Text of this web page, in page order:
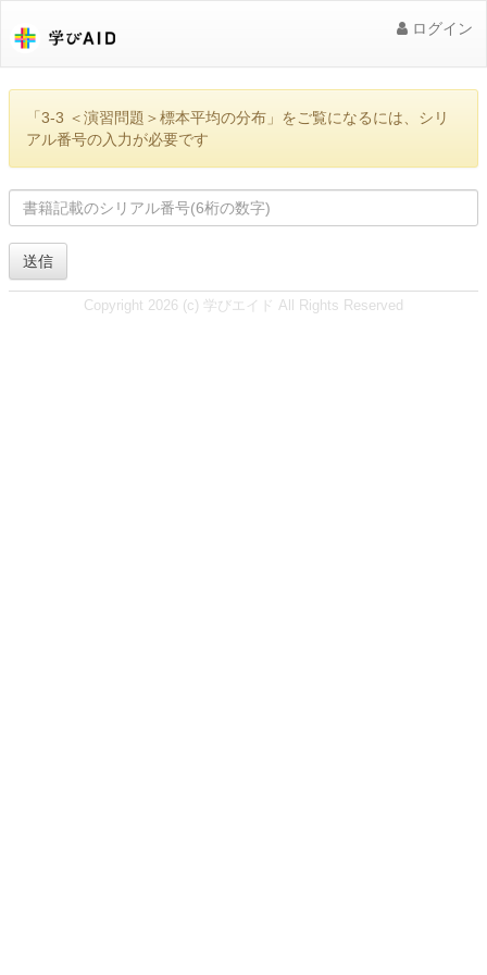
ログイン
「3-3 ＜演習問題＞標本平均の分布」をご覧になるには、シリ
アル番号の入力が必要です
送信
Copyright 2026 (c) 学びエイド All Rights Reserved